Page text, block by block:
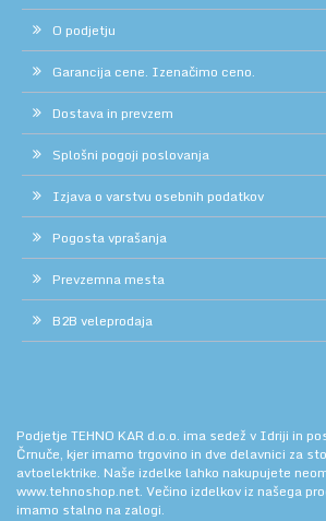
O podjetju
Garancija cene. Izenačimo ceno.
Dostava in prevzem
Splošni pogoji poslovanja
Izjava o varstvu osebnih podatkov
Pogosta vprašanja
Prevzemna mesta
B2B veleprodaja
Podjetje TEHNO KAR d.o.o. ima sedež v Idriji in
Črnuče, kjer imamo trgovino in dve delavnici za
avtoelektrike. Naše izdelke lahko nakupujete
www.tehnoshop.net. Večino izdelkov iz našega
imamo stalno na zalogi.